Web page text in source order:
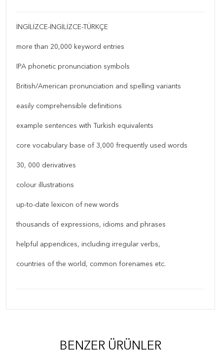
İNGİLİZCE-İNGİLİZCE-TÜRKÇE
more than 20,000 keyword entries
IPA phonetic pronunciation symbols
British/American pronunciation and spelling variants
easily comprehensible definitions
example sentences with Turkish equivalents
core vocabulary base of 3,000 frequently used words
30, 000 derivatives
colour illustrations
up-to-date lexicon of new words
thousands of expressions, idioms and phrases
helpful appendices, including irregular verbs,
countries of the world, common forenames etc.
BENZER ÜRÜNLER